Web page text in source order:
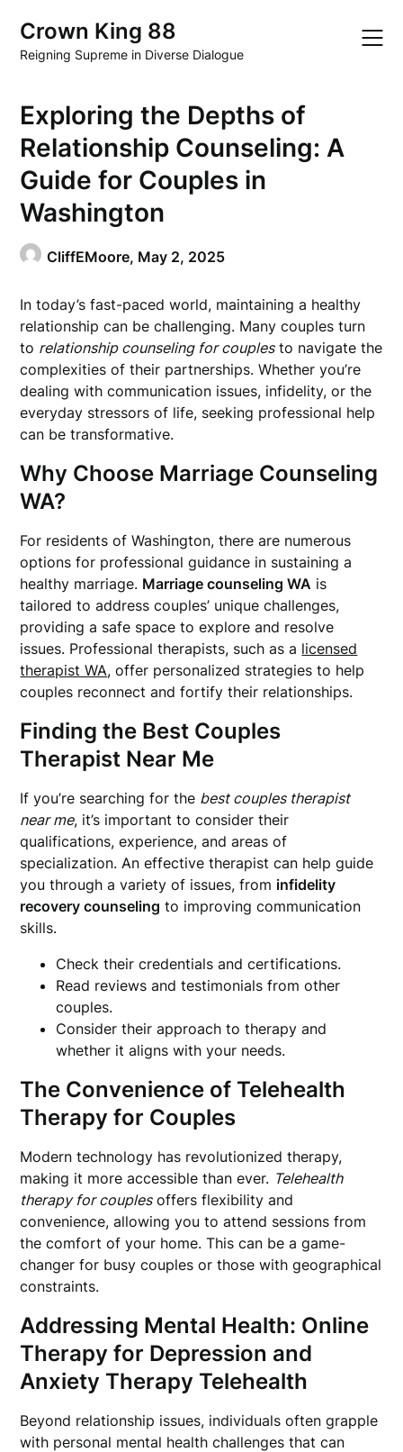
content
Crown King 88
Reigning Supreme in Diverse Dialogue
Exploring the Depths of
Relationship Counseling: A
Guide for Couples in
Washington
CliffEMoore, May 2, 2025
In today’s fast-paced world, maintaining a healthy
relationship can be challenging. Many couples turn
to relationship counseling for couplesto navigate the
complexities of their partnerships. Whether you’re
dealing with communication issues, infidelity, or the
everyday stressors of life, seeking professional help
can be transformative.
Why Choose Marriage Counseling
WA?
For residents of Washington, there are numerous
options for professional guidance in sustaining a
healthy marriage. Marriage counseling WA is
tailored to address couples’ unique challenges,
providing a safe space to explore and resolve
issues. Professional therapists, such as a licensed
therapist WA, offer personalized strategies to help
couples reconnect and fortify their relationships.
Finding the Best Couples
Therapist Near Me
If you’re searching for the best couples therapist
near me, it’s important to consider their
qualifications, experience, and areas of
specialization. An effective therapist can help guide
you through a variety of issues, from infidelity
recovery counseling to improving communication
skills.
Check their credentials and certifications.
Read reviews and testimonials from other
couples.
Consider their approach to therapy and
whether it aligns with your needs.
The Convenience of Telehealth
Therapy for Couples
Modern technology has revolutionized therapy,
making it more accessible than ever. Telehealth
therapy for couplesoffers flexibility and
convenience, allowing you to attend sessions from
the comfort of your home. This can be a game-
changer for busy couples or those with geographical
constraints.
Addressing Mental Health: Online
Therapy for Depression and
Anxiety Therapy Telehealth
Beyond relationship issues, individuals often grapple
with personal mental health challenges that can